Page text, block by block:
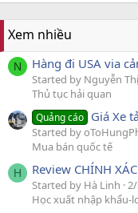
Xem nhiều
N Hàng đi USA via
Started by Nguyễn
Thủ tục hải quan
Quảng cáo Giá Xe
Started by
Mua bán quốc tế
H Review CHÍNH
Started by Hà Linh
Học xuất nhập khẩu-